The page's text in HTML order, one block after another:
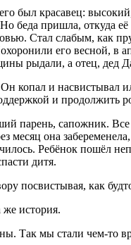
был красавец:
беда пришла, откуда
Стал слабым, как
его весной, в
рыдали, а отец, дед
копал и насвистывал
и продолжить
парень, сапожник.
месяц она
Ребёнок пошёл
дитя.
посвистывая, как
же история.
Так мы стали чем-то